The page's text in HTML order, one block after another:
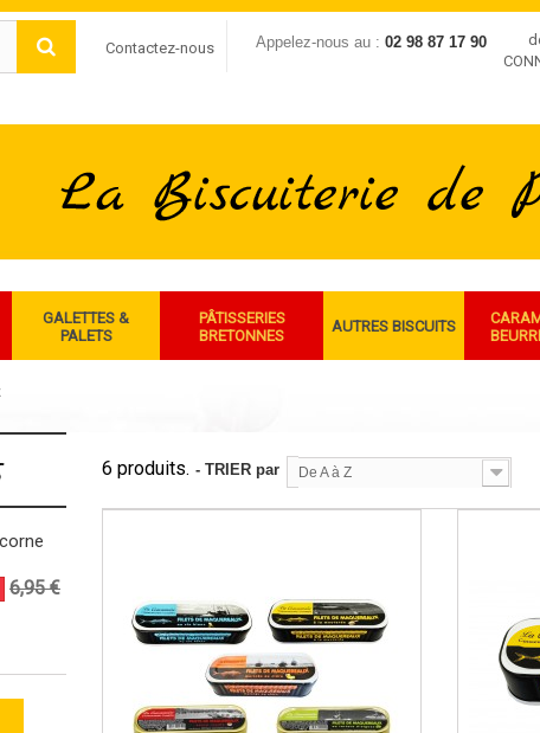
Contactez-nous Appelez-nous au : 02 98 87 17 90
GALETTES &
PALETS
PÂTISSERIES
BRETONNES
AUTRES BISCUITS
6,95 €
6 produits. - TRIER par De A à Z